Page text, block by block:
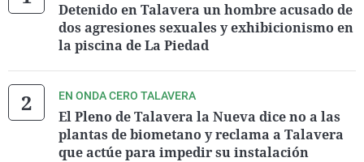
Detenido en Talavera un hombre acusado de
dos agresiones sexuales y exhibicionismo en
la piscina de La Piedad
EN ONDA CERO TALAVERA
El Pleno de Talavera la Nueva dice no a las
plantas de biometano y reclama a Talavera
que actúe para impedir su instalación